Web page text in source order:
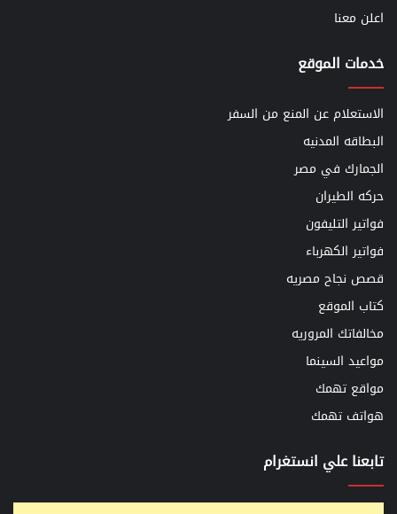
اعلن معنا
خدمات الموقع
الاستعلام عن المنع من السفر
البطاقه المدنيه
الجمارك في مصر
حركه الطيران
فواتير التليفون
فواتير الكهرباء
قصص نجاح مصريه
كتاب الموقع
مخالفاتك المروريه
مواعيد السينما
مواقع تهمك
هواتف تهمك
تابعنا علي انستغرام